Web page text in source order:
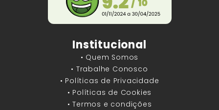
Institucional
• Quem Somos
• Trabalhe Conosco
• Políticas de Privacidade
• Políticas de Cookies
• Termos e condições